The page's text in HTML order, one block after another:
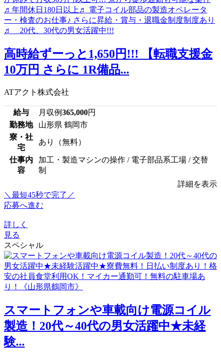
高時給ずーっと1,650円!!! 【転職支援金
10万円 さらに 1R備品...
ATアクト株式会社
給与 月収例365,000円
勤務地
山形県 鶴岡市
寮・社
宅
あり（無料）
仕事内
容
加工・製造マシンの操作 / 電子部品系工場 / 交替
制
詳細を表示
＼最短45秒で完了／
応募へ進む
詳しく
見る
スペシャル
スマートフォンや車載向け電源コイル
製造！20代～40代の男女活躍中★未経
験...